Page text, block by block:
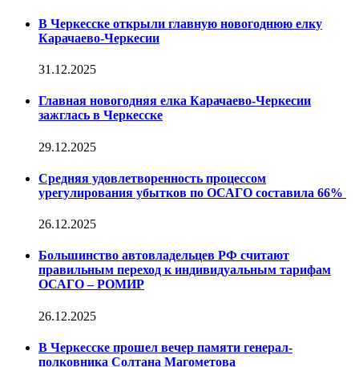
В Черкесске открыли главную новогоднюю елку
Карачаево-Черкесии
31.12.2025
Главная новогодняя елка Карачаево-Черкесии
зажглась в Черкесске
29.12.2025
Средняя удовлетворенность процессом
урегулирования убытков по ОСАГО составила 66%
26.12.2025
Большинство автовладельцев РФ считают
правильным переход к индивидуальным тарифам
ОСАГО – РОМИР
26.12.2025
В Черкесске прошел вечер памяти генерал-
полковника Солтана Магометова